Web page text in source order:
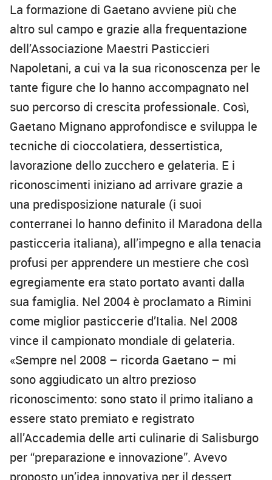
La formazione di Gaetano avviene più che
altro sul campo e grazie alla frequentazione
dell’Associazione Maestri Pasticcieri
Napoletani, a cui va la sua riconoscenza per le
tante figure che lo hanno accompagnato nel
suo percorso di crescita professionale. Così,
Gaetano Mignano approfondisce e sviluppa le
tecniche di cioccolatiera, dessertistica,
lavorazione dello zucchero e gelateria. E i
riconoscimenti iniziano ad arrivare grazie a
una predisposizione naturale (i suoi
conterranei lo hanno definito il Maradona della
pasticceria italiana), all’impegno e alla tenacia
profusi per apprendere un mestiere che così
egregiamente era stato portato avanti dalla
sua famiglia. Nel 2004 è proclamato a Rimini
come miglior pasticcerie d’Italia. Nel 2008
vince il campionato mondiale di gelateria.
«Sempre nel 2008 – ricorda Gaetano – mi
sono aggiudicato un altro prezioso
riconoscimento: sono stato il primo italiano a
essere stato premiato e registrato
all’Accademia delle arti culinarie di Salisburgo
per “preparazione e innovazione”. Avevo
proposto un’idea innovativa per il dessert